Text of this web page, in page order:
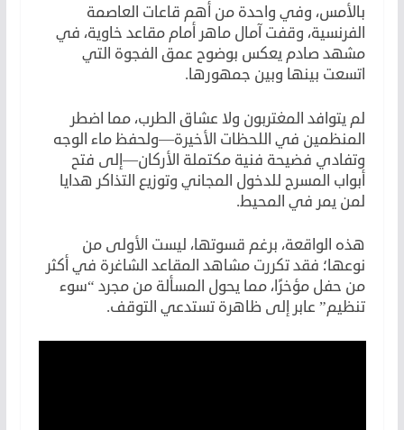
بالأمس، وفي واحدة من أهم قاعات العاصمة
الفرنسية، وقفت آمال ماهر أمام مقاعد خاوية، في
مشهد صادم يعكس بوضوح عمق الفجوة التي
اتسعت بينها وبين جمهورها.
لم يتوافد المغتربون ولا عشاق الطرب، مما اضطر
المنظمين في اللحظات الأخيرة—ولحفظ ماء الوجه
وتفادي فضيحة فنية مكتملة الأركان—إلى فتح
أبواب المسرح للدخول المجاني وتوزيع التذاكر هدايا
لمن يمر في المحيط.
هذه الواقعة، برغم قسوتها، ليست الأولى من
نوعها؛ فقد تكررت مشاهد المقاعد الشاغرة في أكثر
من حفل مؤخرًا، مما يحول المسألة من مجرد “سوء
تنظيم” عابر إلى ظاهرة تستدعي التوقف.